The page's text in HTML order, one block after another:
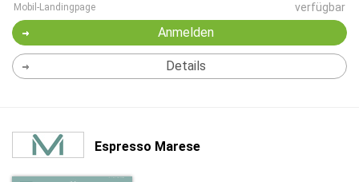
Mobil-Landingpage verfügbar
Anmelden
Details
Espresso Marese